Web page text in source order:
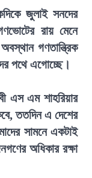
জুলাই সনদের
রায় মেনে
গণতান্ত্রিক
পথে এগোচ্ছে।
এস এম শাহরিয়ার
ততদিন এ দেশের
সামনে একটাই
অধিকার রক্ষা